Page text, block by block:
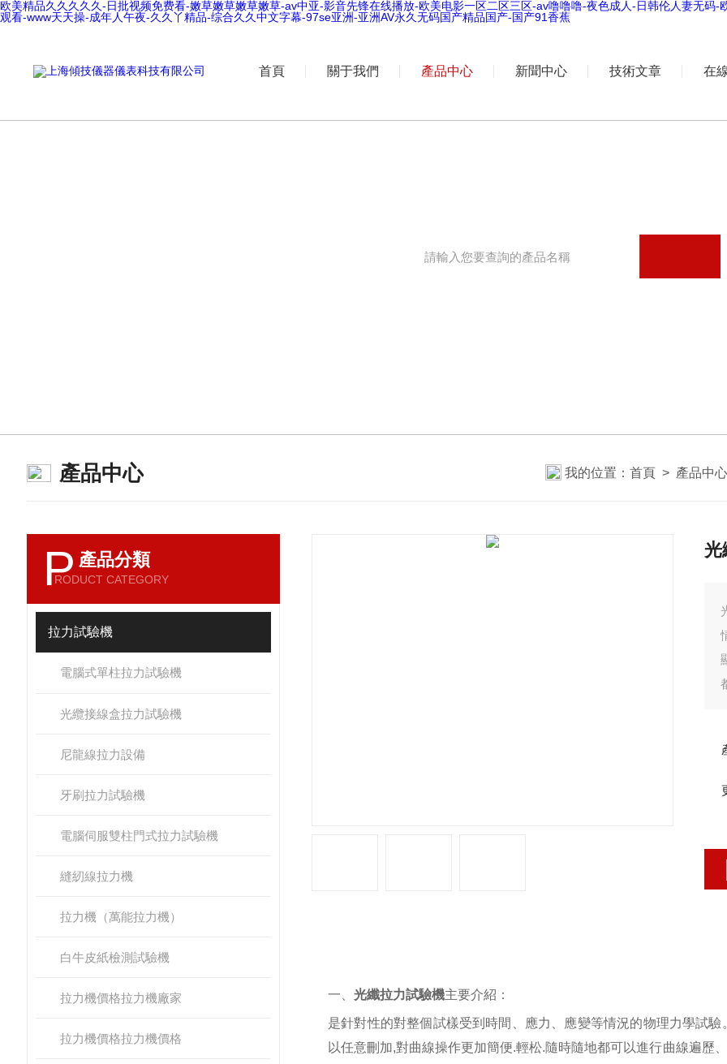
欧美精品久久久久久-日批视频免费看-嫩草嫩草嫩草嫩草-av中亚-影音先锋在线播放-欧美电影一区二区三区-av噜噜噜-夜色成人-日韩伦人妻无
观看-www天天操-成年人午夜-久久丫精品-综合久久中文字幕-97se亚洲-亚洲AV永久无码国产精品国产-国产91香蕉
首頁 關于我們 產品中心 新聞中心 技術文章 在
產品中心 我的位置： 首頁 > 產品中心
P 產品分類
RODUCT CATEGORY
拉力試驗機
電腦式單柱拉力試驗機
光纜接線盒拉力試驗機
尼龍線拉力設備
牙刷拉力試驗機
電腦伺服雙柱門式拉力試驗機
縫紉線拉力機
拉力機（萬能拉力機）
白牛皮紙檢測試驗機
拉力機價格拉力機廠家
拉力機價格拉力機價格
光
一、 光纖拉力試驗機主要介紹：
是針對性的對整個試樣受到時間、應力、應變等情況的物理力學試驗
以任意刪加,對曲線操作更加簡便.輕松.隨時隨地都可以進行曲線遍歷